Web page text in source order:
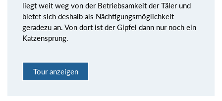
liegt weit weg von der Betriebsamkeit der Täler und
bietet sich deshalb als Nächtigungsmöglichkeit
geradezu an. Von dort ist der Gipfel dann nur noch ein
Katzensprung.
Tour anzeigen